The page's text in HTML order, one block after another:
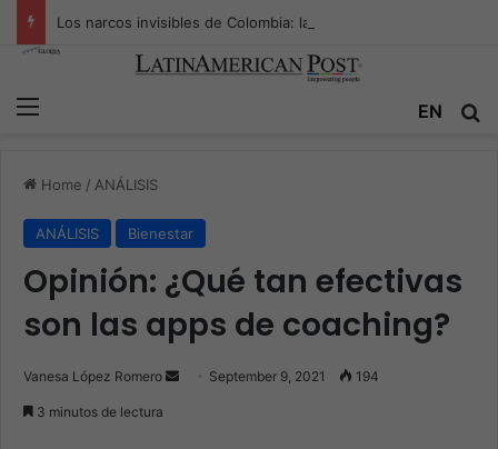
EN
Home / ANÁLISIS
ANÁLISIS Bienestar
Opinión: ¿Qué tan efectivas
son las apps de coaching?
Vanesa López Romero September 9, 2021 194
3 minutos de lectura